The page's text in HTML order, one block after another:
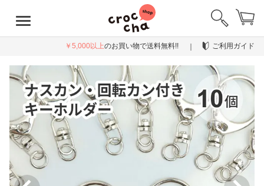
￥5,000以上のお買い物で送料無料!! ご利用ガイド